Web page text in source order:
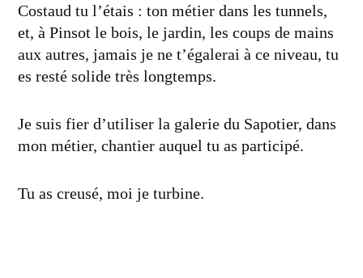
Costaud tu l’étais : ton métier dans les tunnels,
et, à Pinsot le bois, le jardin, les coups de mains
aux autres, jamais je ne t’égalerai à ce niveau, tu
es resté solide très longtemps.
Je suis fier d’utiliser la galerie du Sapotier, dans
mon métier, chantier auquel tu as participé.
Tu as creusé, moi je turbine.